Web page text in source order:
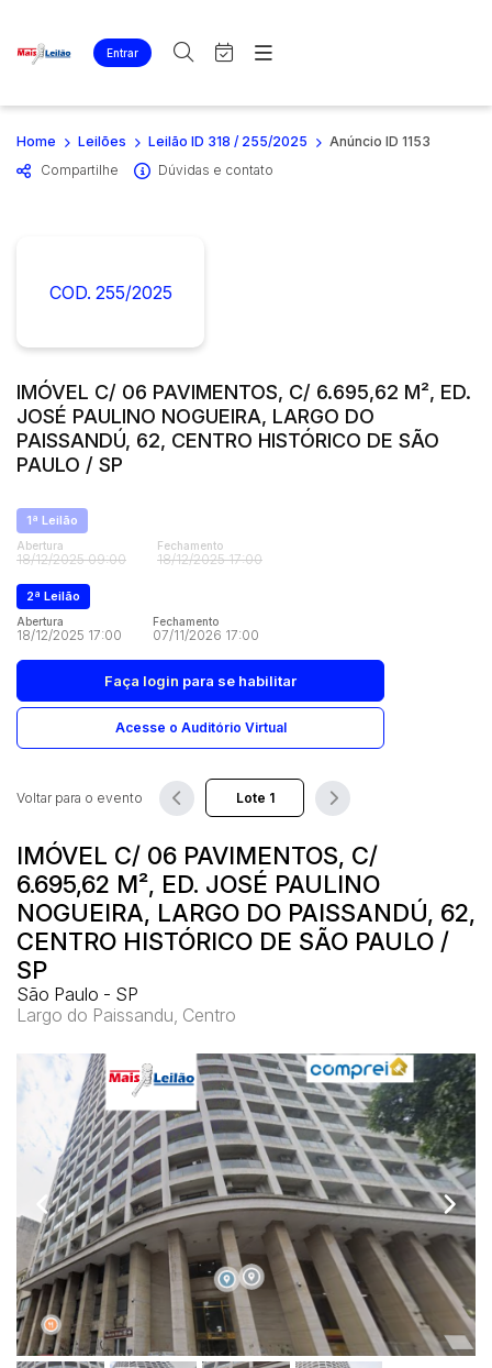
Entrar
Criar conta Entrar
Site
Agenda
Quem Somos
Imóveis
Casas
Lote
Ponto Comercial
Rural
Vaga de Garagem
Móveis
Móveis
Veículos
Carros
Busca por palavra-chave
Bairro
Judiciais Extrajudiciais
Faixa de valor
Quem Somos
Home Leilões Leilão ID 318 / 255/2025
Anúncio ID 1153
Compartilhe
Dúvidas e contato
COD. 255/2025
IMÓVEL C/ 06 PAVIMENTOS, C/ 6.695,62 M², ED.
JOSÉ PAULINO NOGUEIRA, LARGO DO
PAISSANDÚ, 62, CENTRO HISTÓRICO DE SÃO
PAULO / SP
1ª Leilão
Abertura
18/12/2025 09:00
Fechamento
18/12/2025 17:00
2ª Leilão
Abertura
18/12/2025 17:00
Fechamento
07/11/2026 17:00
Faça login para se habilitar
Acesse o Auditório Virtual
IMÓVEL C/ 06 PAVIMENTOS, C/
6.695,62 M², ED. JOSÉ PAULINO
NOGUEIRA, LARGO DO PAISSANDÚ, 62,
CENTRO HISTÓRICO DE SÃO PAULO /
SP
São Paulo - SP
Largo do Paissandu, Centro
Voltar para o evento